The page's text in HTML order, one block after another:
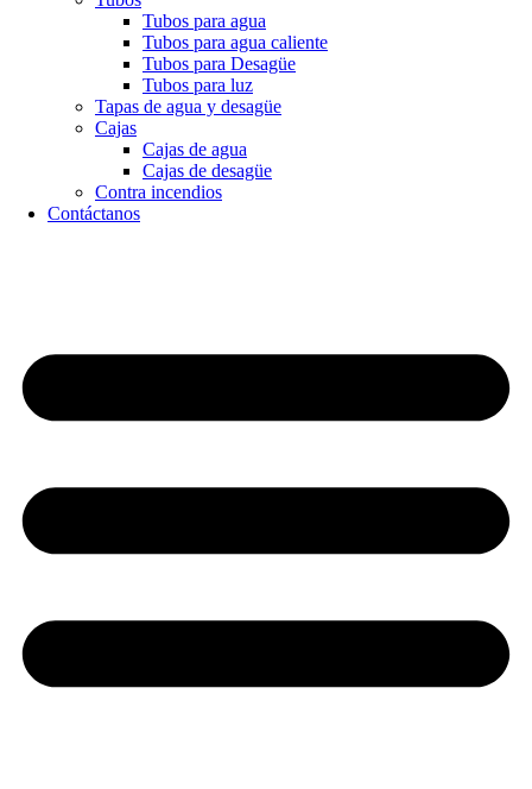
Tubos para agua
Tubos para agua caliente
Tubos para Desagüe
Tubos para luz
Tapas de agua y desagüe
Cajas
Cajas de agua
Cajas de desagüe
Contra incendios
Contáctanos